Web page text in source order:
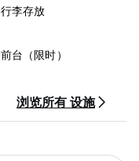
行李存放
前台（限时）
浏览所有 设施